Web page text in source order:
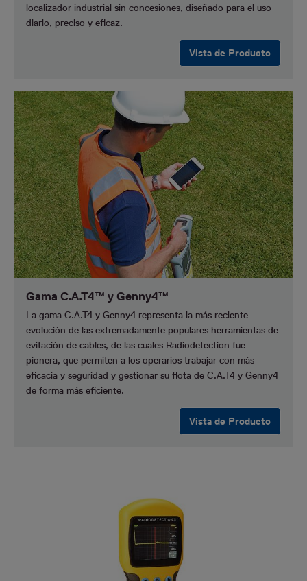
localizador industrial sin concesiones, diseñado para el uso
diario, preciso y eficaz.
Vista de Producto
Gama C.A.T4™ y Genny4™
La gama C.A.T4 y Genny4 representa la más reciente
evolución de las extremadamente populares herramientas de
evitación de cables, de las cuales Radiodetection fue
pionera, que permiten a los operarios trabajar con más
eficacia y seguridad y gestionar su flota de C.A.T4 y Genny4
de forma más eficiente.
Vista de Producto